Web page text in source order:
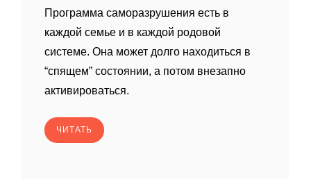
Программа саморазрушения есть в
каждой семье и в каждой родовой
системе. Она может долго находиться в
“спящем” состоянии, а потом внезапно
активироваться.
ЧИТАТЬ